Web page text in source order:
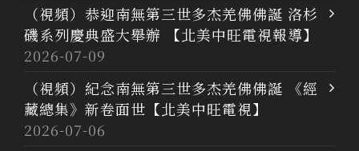
（視頻）恭迎南無第三世多杰羌佛佛誕 洛杉
磯系列慶典盛大舉辦 【北美中旺電視報導】
2026-07-09
（視頻）紀念南無第三世多杰羌佛佛誕 《經
藏總集》新卷面世【北美中旺電視】
2026-07-06